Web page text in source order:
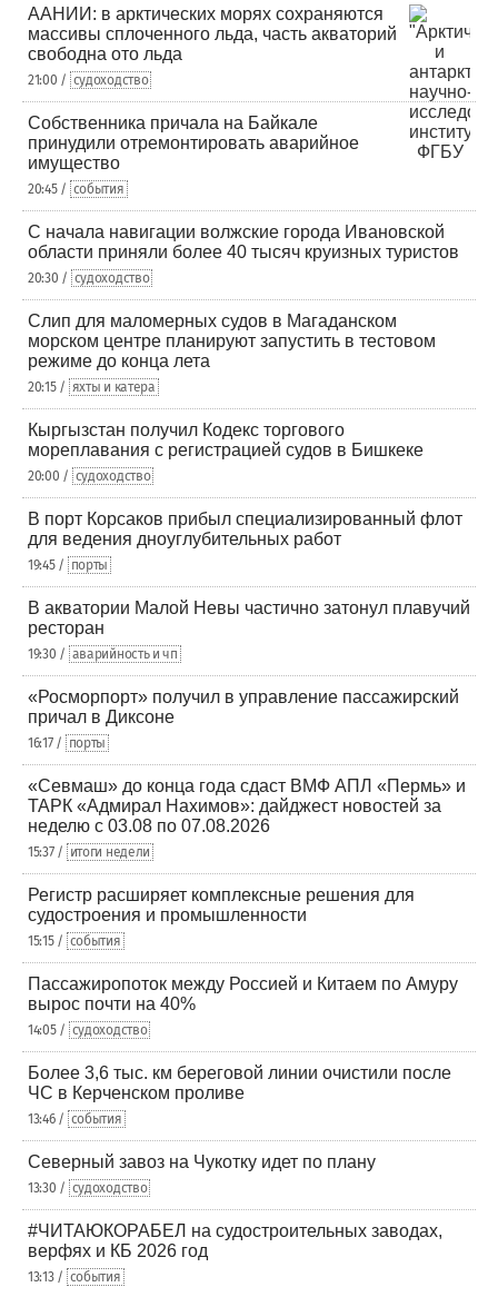
ААНИИ: в арктических морях сохраняются
массивы сплоченного льда, часть акваторий
свободна ото льда
21:00 / судоходство
Собственника причала на Байкале
принудили отремонтировать аварийное
имущество
20:45 / события
С начала навигации волжские города Ивановской
области приняли более 40 тысяч круизных туристов
20:30 / судоходство
Слип для маломерных судов в Магаданском
морском центре планируют запустить в тестовом
режиме до конца лета
20:15 / яхты и катера
Кыргызстан получил Кодекс торгового
мореплавания с регистрацией судов в Бишкеке
20:00 / судоходство
В порт Корсаков прибыл специализированный флот
для ведения дноуглубительных работ
19:45 / порты
В акватории Малой Невы частично затонул плавучий
ресторан
19:30 / аварийность и чп
«Росморпорт» получил в управление пассажирский
причал в Диксоне
16:17 / порты
«Севмаш» до конца года сдаст ВМФ АПЛ «Пермь» и
ТАРК «Адмирал Нахимов»: дайджест новостей за
неделю с 03.08 по 07.08.2026
15:37 / итоги недели
Регистр расширяет комплексные решения для
судостроения и промышленности
15:15 / события
Пассажиропоток между Россией и Китаем по Амуру
вырос почти на 40%
14:05 / судоходство
Более 3,6 тыс. км береговой линии очистили после
ЧС в Керченском проливе
13:46 / события
Северный завоз на Чукотку идет по плану
13:30 / судоходство
#ЧИТАЮКОРАБЕЛ на судостроительных заводах,
верфях и КБ 2026 год
13:13 / события